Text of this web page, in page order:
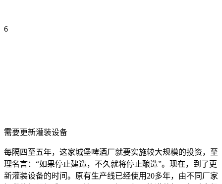
6
需要更新灌装设备
每隔四至五年，这家城堡啤酒厂就要实施较大规模的投资，至
理名言：“如果停止建造，不久就将停止酿造”。现在，到了更
新灌装设备的时间。原有生产线已经使用20多年，由不同厂家